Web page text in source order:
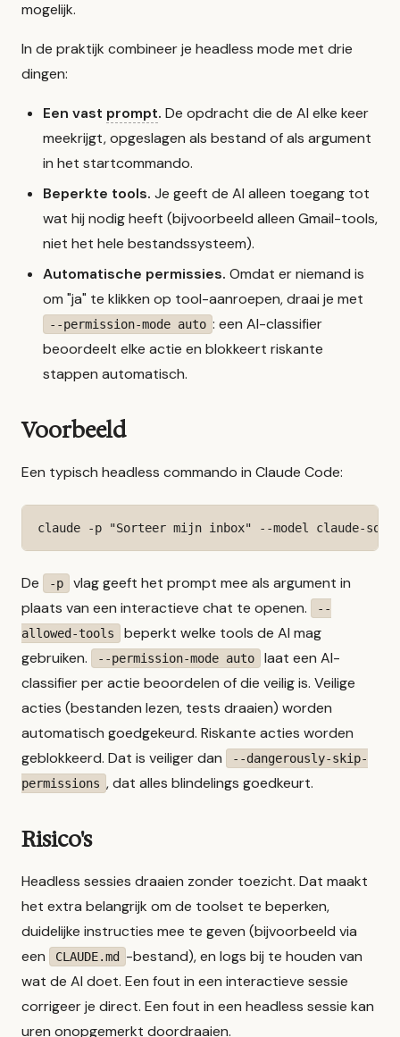
mogelijk.
In de praktijk combineer je headless mode met drie
dingen:
Een vast prompt. De opdracht die de AI elke keer
meekrijgt, opgeslagen als bestand of als argument
in het startcommando.
Beperkte tools. Je geeft de AI alleen toegang tot
wat hij nodig heeft (bijvoorbeeld alleen Gmail-tools,
niet het hele bestandssysteem).
Automatische permissies. Omdat er niemand is
om "ja" te klikken op tool-aanroepen, draai je met
--permission-mode auto : een AI-classifier
beoordeelt elke actie en blokkeert riskante
stappen automatisch.
Voorbeeld
Een typisch headless commando in Claude Code:
claude -p "Sorteer mijn inbox" --model claude-
De -p
vlag geeft het prompt mee als argument in
plaats van een interactieve chat te openen.
--
allowed-tools
beperkt welke tools de AI mag
gebruiken.
--permission-mode auto
laat een AI-
classifier per actie beoordelen of die veilig is. Veilige
acties (bestanden lezen, tests draaien) worden
automatisch goedgekeurd. Riskante acties worden
geblokkeerd. Dat is veiliger dan
--dangerously-skip-
permissions , dat alles blindelings goedkeurt.
Risico's
Headless sessies draaien zonder toezicht. Dat maakt
het extra belangrijk om de toolset te beperken,
duidelijke instructies mee te geven (bijvoorbeeld via
een
CLAUDE.md
-bestand), en logs bij te houden van
wat de AI doet. Een fout in een interactieve sessie
corrigeer je direct. Een fout in een headless sessie kan
uren onopgemerkt doordraaien.